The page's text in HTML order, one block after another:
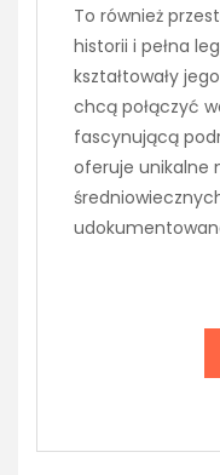
To również
historii i pełna
kształtowały
chcą połączyć
fascynującą
oferuje unikalne